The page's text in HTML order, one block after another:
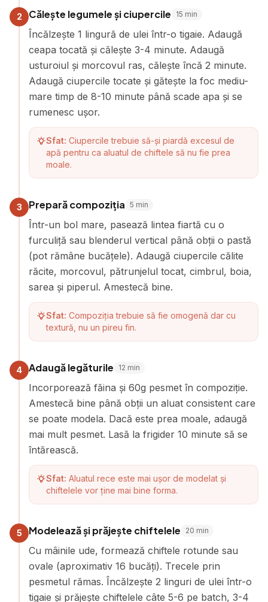
2 Călește legumele și ciupercile 15 min
Încălzește 1 lingură de ulei într-o tigaie. Adaugă
ceapa tocată și călește 3-4 minute. Adaugă
usturoiul și morcovul ras, călește încă 2 minute.
Adaugă ciupercile tocate și gătește la foc mediu-
mare timp de 8-10 minute până scade apa și se
rumenesc ușor.
Sfat: Ciupercile trebuie să-și piardă excesul de
apă pentru ca aluatul de chiftele să nu fie prea
moale.
3 Prepară compoziția 5 min
Într-un bol mare, pasează lintea fiartă cu o
furculiță sau blenderul vertical până obții o pastă
(pot rămâne bucățele). Adaugă ciupercile călite
răcite, morcovul, pătrunjelul tocat, cimbrul, boia,
sarea și piperul. Amestecă bine.
Sfat: Compoziția trebuie să fie omogenă dar cu
textură, nu un pireu fin.
4 Adaugă legăturile 12 min
Incorporează făina și 60g pesmet în compoziție.
Amestecă bine până obții un aluat consistent care
se poate modela. Dacă este prea moale, adaugă
mai mult pesmet. Lasă la frigider 10 minute să se
întărească.
Sfat: Aluatul rece este mai ușor de modelat și
chiftelele vor ține mai bine forma.
5 Modelează și prăjește chiftelele 20 min
Cu mâinile ude, formează chiftele rotunde sau
ovale (aproximativ 16 bucăți). Trecele prin
pesmetul rămas. Încălzește 2 linguri de ulei într-o
tigaie și prăjește chiftelele câte 5-6 pe batch, 3-4